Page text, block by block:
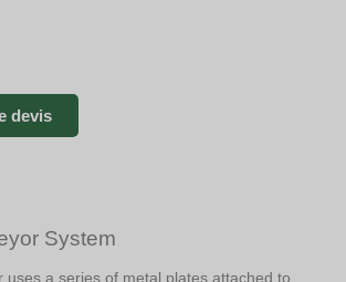
devis
System
uses a series of metal plates attached to